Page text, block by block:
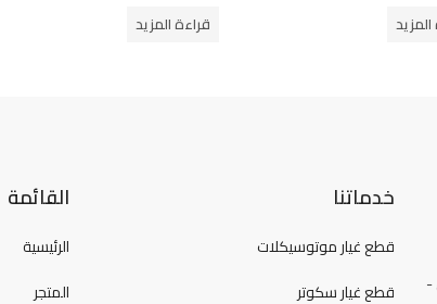
قراءة المزيد
-
خدماتنا
قطع غيار موتوسيكلات
قطع غيار سكوتر
القائمة
الرئيسية
المتجر